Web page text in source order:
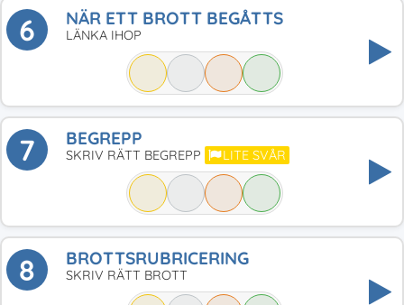
6 NÄR ETT BROTT BEGÅTTS
LÄNKA IHOP
7 BEGREPP
SKRIV RÄTT BEGREPP LITE SVÅR
8 BROTTSRUBRICERING
SKRIV RÄTT BROTT